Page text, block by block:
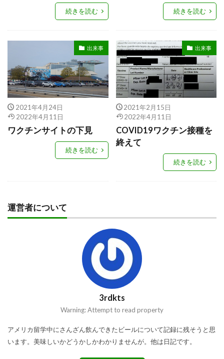
続きを読む 続きを読む
出来事
2021年4月24日
2022年4月11日
ワクチンサイトの下見
続きを読む
出来事
2021年2月15日
2022年4月11日
COVID19ワクチン接種を
終えて
続きを読む
運営者について
3rdkts
Warning: Attempt to read property
アメリカ留学中にさんざん飲んできたビールについて記録に残そうと思
います。美味しいかどうかしかわかりませんが。他は日記です。